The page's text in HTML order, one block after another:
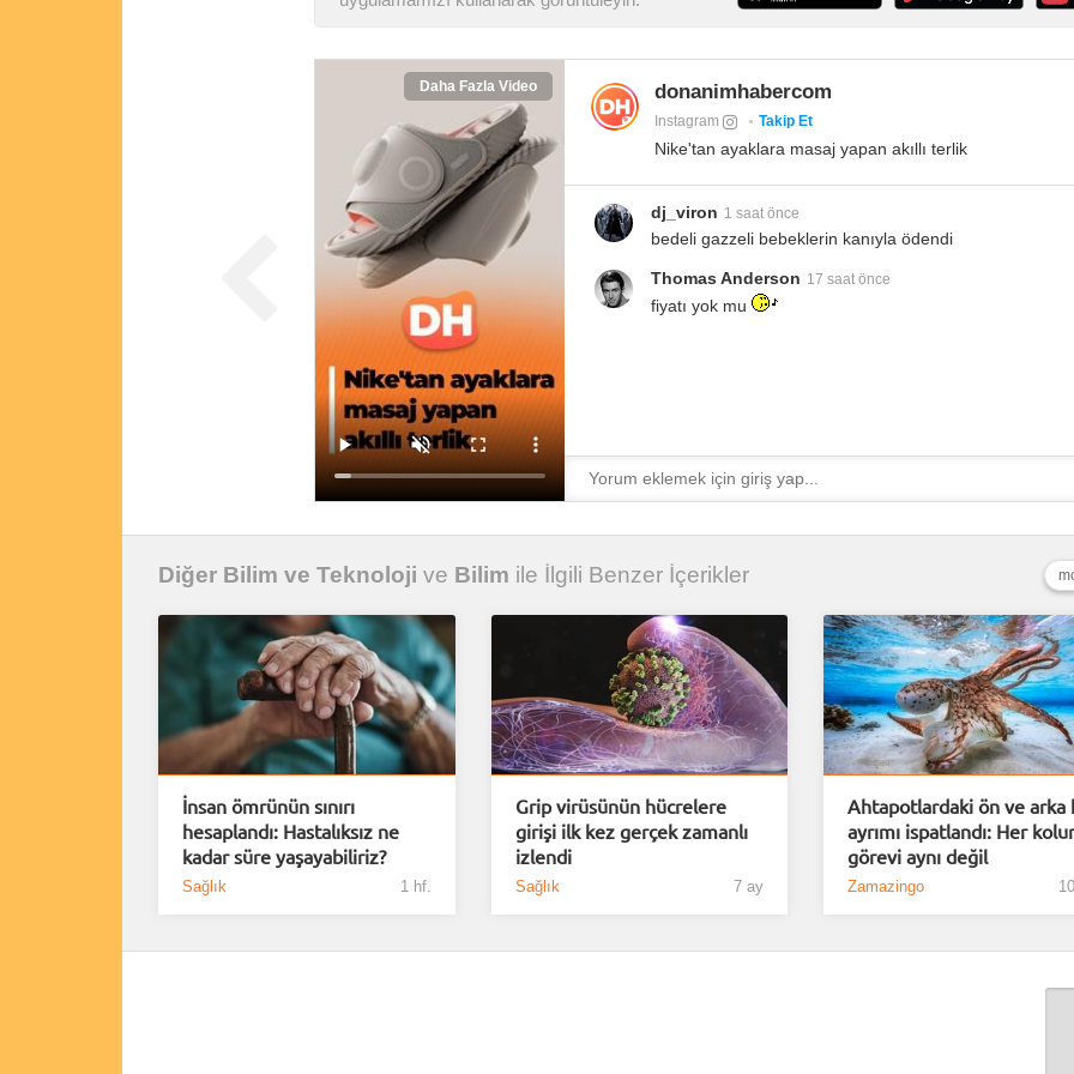
Daha Fazla Video donanimhabercom
Instagram Takip Et
Nike'tan ayaklara masaj yapan akıllı terlik
dj_viron 1 saat önce
bedeli gazzeli bebeklerin kanıyla ödendi
Thomas Anderson 17 saat önce
fiyatı yok mu
Diğer Bilim ve Teknoloji ve Bilim ile İlgili Benzer İçerikler
İnsan ömrünün sınırı
hesaplandı: Hastalıksız ne
kadar süre yaşayabiliriz?
Sağlık 1 hf.
Grip virüsünün hücrelere
girişi ilk kez gerçek zamanlı
izlendi
Sağlık 7 ay
Ahtapotlardaki ön ve arka
ayrımı ispatlandı: Her
görevi aynı değil
Zamazingo